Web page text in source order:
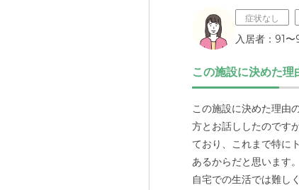
症状なし
入居者：91
この施設に決めた理
この施設に決めた理由
方とお話ししたのです
ており、これまで特に
あるからだと思います
自宅での生活では難し